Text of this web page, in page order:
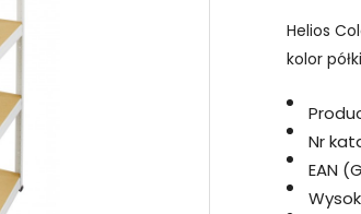
Helios
kolor
Nr
EAN